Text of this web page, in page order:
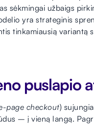
sėkmingai užbaigs
yra strateginis
tinkamiausią variantą
puslapio
page checkout)
– į vieną langą.